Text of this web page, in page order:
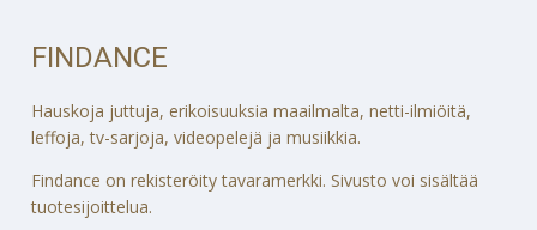
FINDANCE
Hauskoja juttuja, erikoisuuksia maailmalta, netti-ilmiöitä,
leffoja, tv-sarjoja, videopelejä ja musiikkia.
Findance on rekisteröity tavaramerkki. Sivusto voi sisältää
tuotesijoittelua.